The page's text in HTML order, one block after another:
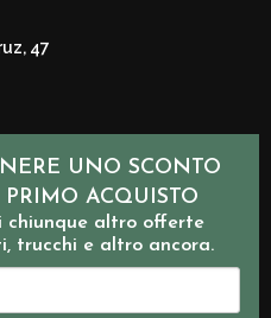
47
UNO SCONTO
ACQUISTO
chiunque altro offerte
trucchi e altro ancora.